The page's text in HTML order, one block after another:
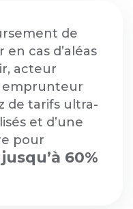
de
cas d’aléas
acteur
emprunteur
de tarifs ultra-
et d’une
pour
60%